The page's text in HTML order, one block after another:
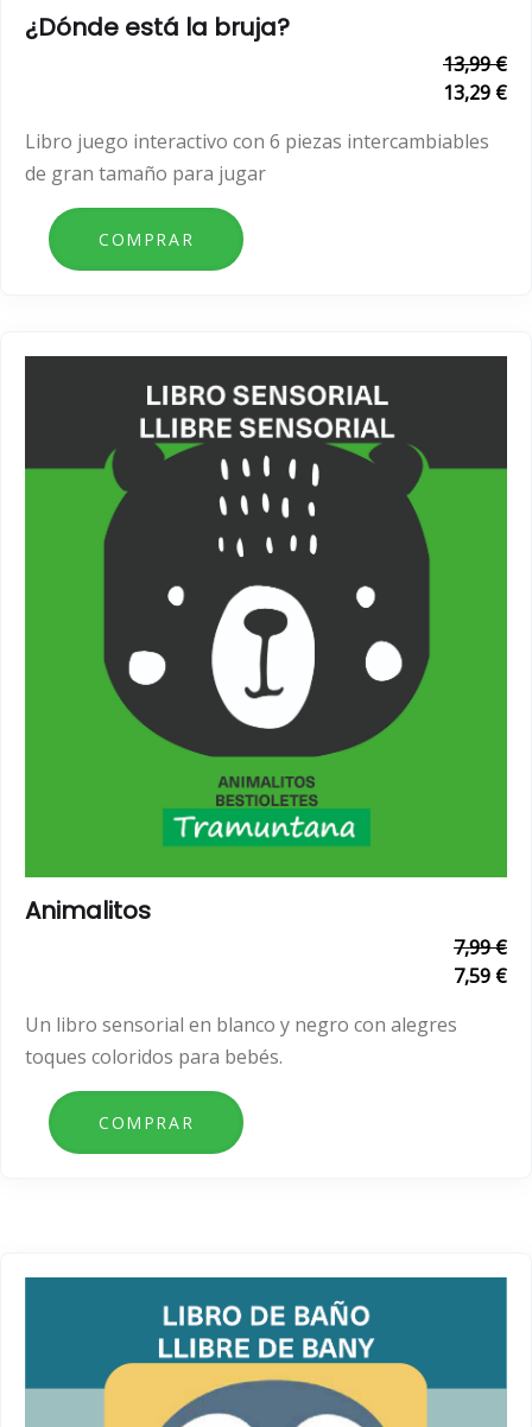
¿Dónde está la bruja?
13,99 €
13,29 €
Libro juego interactivo con 6 piezas intercambiables
de gran tamaño para jugar
Animalitos
7,99 €
7,59 €
Un libro sensorial en blanco y negro con alegres
toques coloridos para bebés.